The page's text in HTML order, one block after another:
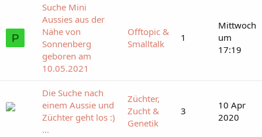
P
Suche Mini
Aussies aus der
Nähe von
Sonnenberg
geboren am
10.05.2021
Offtopic &
Smalltalk
1
Mittwoch
um
17:19
Die Suche nach
einem Aussie und
Züchter geht los :)
...
Züchter,
Zucht &
Genetik
3
10 Apr
2020